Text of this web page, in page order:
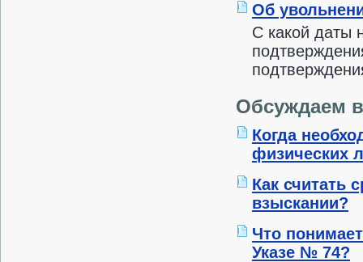
Об
С какой даты
Обсуждаем
Когда
физических
Как считать
взыскании?
Что
Указе № 74?